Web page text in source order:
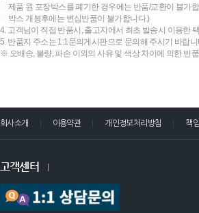
제품 원 포장박스를 폐기한 경우에는 반품/교환이 불가
박스 개봉후에는 변심반품이 불가합니다.)
4. 고객님이 직접 반품시, 출고지에서 최초 발송시 이용한
5. 반품지 주소는 1:1문의게시판으로 문의해 주시기 바랍니
※ 오배송, 불량, 파손 이외의 사유 및 색상 차이에 의한 반
회사소개 이용약관 개인정보처리방침 책
고객센터